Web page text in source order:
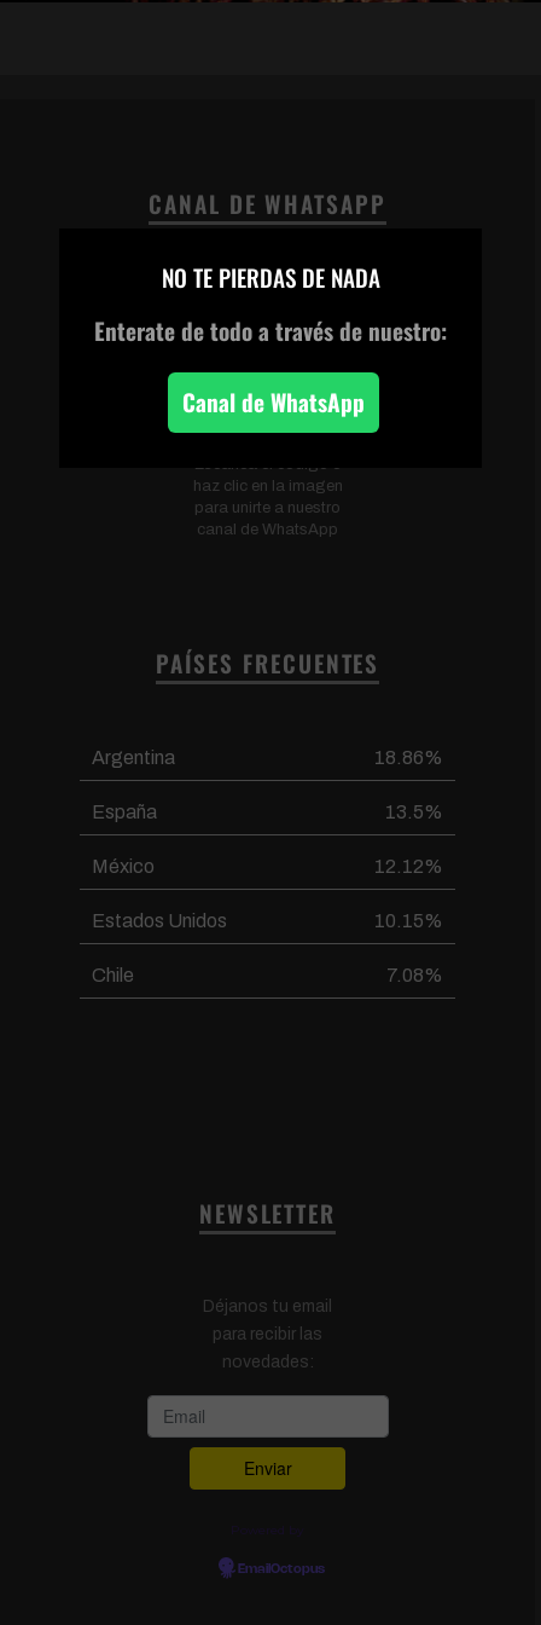
CANAL DE WHATSAPP
haz clic en la imagen
para unirte a nuestro
canal de WhatsApp
PAÍSES FRECUENTES
Argentina 18.86%
España 13.5%
México 12.12%
Estados Unidos 10.15%
Chile 7.08%
NEWSLETTER
Déjanos tu email
para recibir las
novedades:
EmailOctopus
NO TE PIERDAS DE NADA
Enterate de todoa través de nuestro:
Canal de WhatsApp